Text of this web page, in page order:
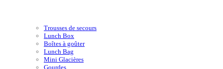
Trousses de secours
Lunch Box
Boîtes à goûter
Lunch Bag
Mini Glacières
Gourdes